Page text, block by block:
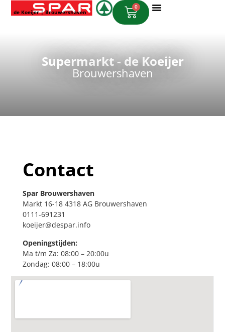
de Koeijer | Brouwershaven
0
Supermarkt - de Koeijer
Brouwershaven
Contact
Spar Brouwershaven
Markt 16-18 4318 AG Brouwershaven
0111-691231
koeijer@despar.info
Openingstijden:
Ma t/m Za: 08:00 – 20:00u
Zondag: 08:00 – 18:00u